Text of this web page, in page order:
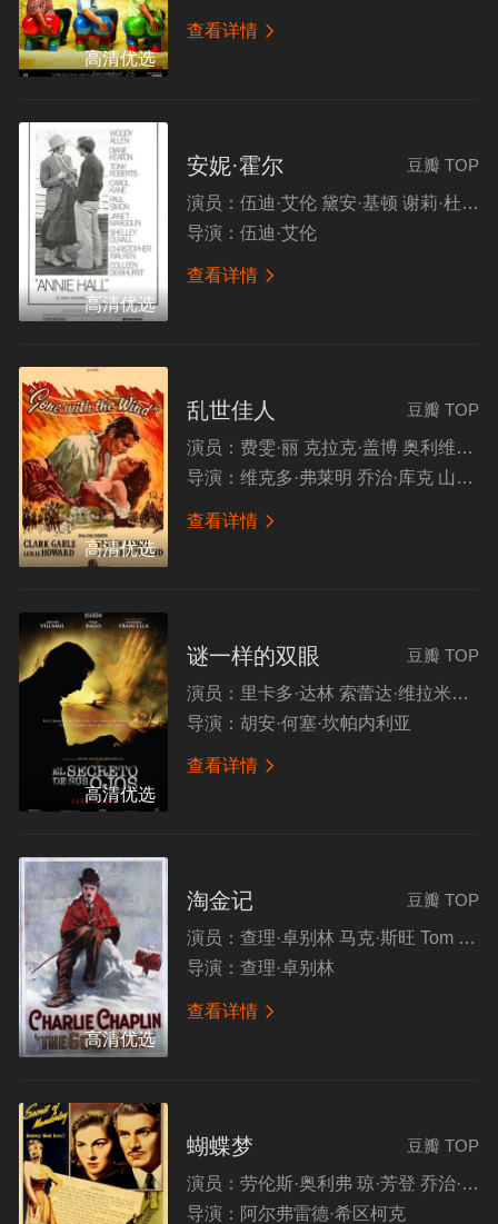
高清优选
查看详情 
高清优选
豆瓣 TOP
安妮·霍尔
演员： 伍迪·艾伦 黛安·基顿 谢莉·杜瓦尔 保罗·西蒙
导演： 伍迪·艾伦
查看详情 
高清优选
豆瓣 TOP
乱世佳人
演员： 费雯·丽 克拉克·盖博 奥利维娅·德哈维兰 托马斯·米切尔
导演： 维克多·弗莱明 乔治·库克 山姆·伍德
查看详情 
高清优选
豆瓣 TOP
谜一样的双眼
演员： 里卡多·达林 索蕾达·维拉米尔 巴勃罗·拉戈 哈维尔·戈迪诺
导演： 胡安·何塞·坎帕内利亚
查看详情 
高清优选
豆瓣 TOP
淘金记
演员： 查理·卓别林 马克·斯旺 Tom Murray 亨利·伯格曼
导演： 查理·卓别林
查看详情 
豆瓣 TOP
蝴蝶梦
演员： 劳伦斯·奥利弗 琼·芳登 乔治·桑德斯 朱迪丝·安德森
导演： 阿尔弗雷德·希区柯克